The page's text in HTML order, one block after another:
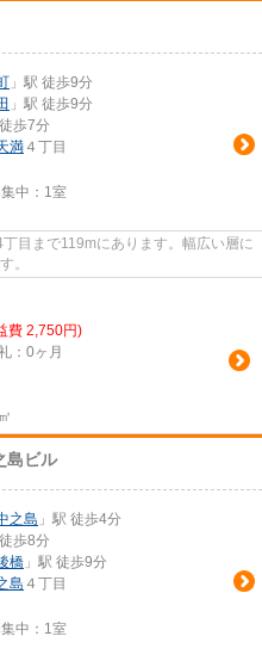
」駅 徒歩9分
」駅 徒歩9分
歩7分
満 ４丁目
中： 1室
目まで119mにあります。幅広い層に
。
費 2,750円)
：0ヶ月
島ビル
之島 」駅 徒歩4分
歩8分
橋 」駅 徒歩9分
島 ４丁目
中： 1室